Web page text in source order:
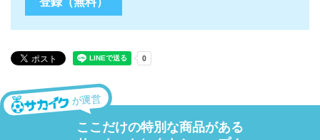
が運営
ここだけの特別な商品がある